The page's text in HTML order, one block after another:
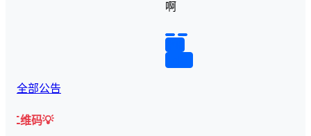
啊
全部公告